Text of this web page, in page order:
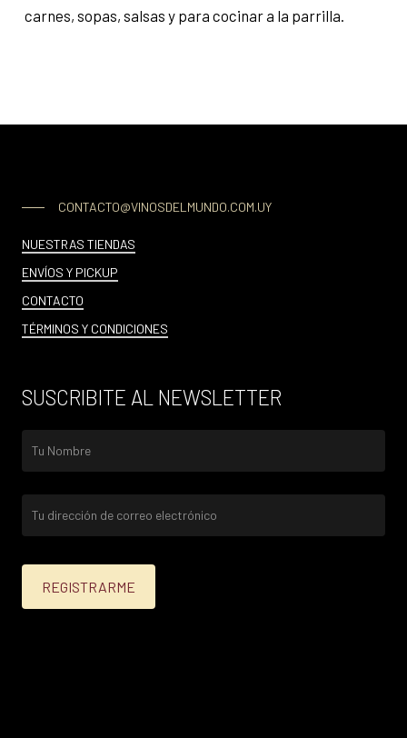
carnes, sopas, salsas y para cocinar a la parrilla.
CONTACTO@VINOSDELMUNDO.COM.UY
NUESTRAS TIENDAS
ENVÍOS Y PICKUP
CONTACTO
TÉRMINOS Y CONDICIONES
SUSCRIBITE AL NEWSLETTER